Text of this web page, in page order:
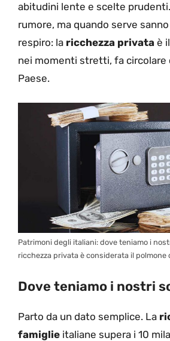
abitudini lente e scelte
rumore, ma quando serve
respiro: la ricchezza privata è
nei momenti stretti, fa circolare
Paese.
Patrimoni degli italiani: dove teniamo i
ricchezza privata è considerata il polmone
Dove teniamo i nostri
Parto da un dato semplice. La
famiglie italiane supera i 10